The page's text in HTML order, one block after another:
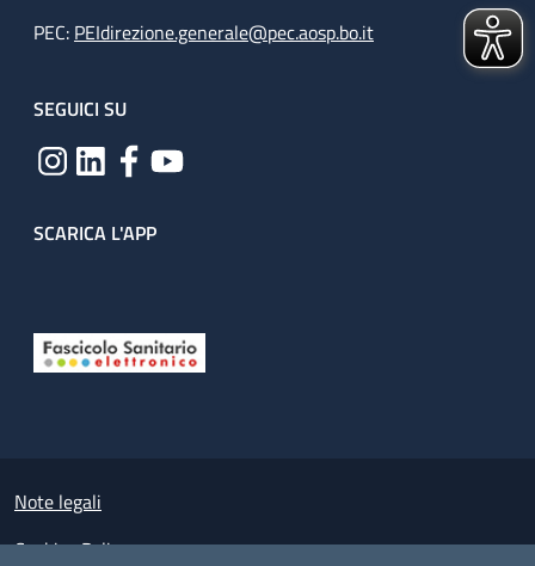
PEC: PEIdirezione.generale@pec.aosp.bo.it
SEGUICI SU
SCARICA L'APP
Small prints
Note legali
Cookies Policy